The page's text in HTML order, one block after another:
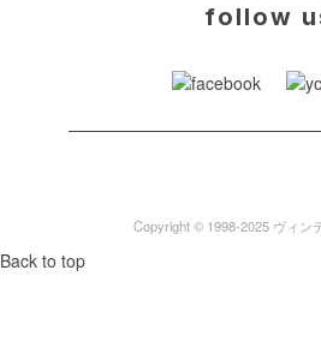
follow
Copyright © 1998-2025 ヴィン
Back to top